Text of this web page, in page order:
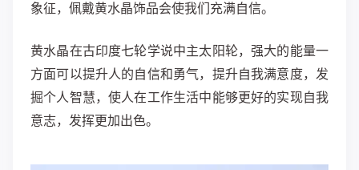
象征，佩戴黄水晶饰品会使我们充满自信。
黄水晶在古印度七轮学说中主太阳轮，强大的能量一
方面可以提升人的自信和勇气，提升自我满意度，发
掘个人智慧，使人在工作生活中能够更好的实现自我
意志，发挥更加出色。